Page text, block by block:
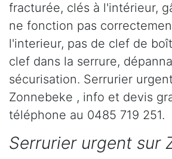
fracturée, clés à l'intérieur,
ne fonction pas
l'interieur, pas de clef de
clef dans la serrure,
sécurisation. Serrurier
Zonnebeke , info et devis
téléphone au 0485 719 251.
Serrurier urgent sur